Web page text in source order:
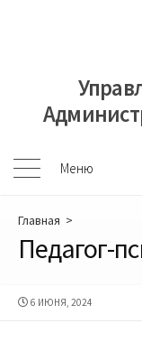
Меню
Меню
Главная >
Педагог-
ДАТА
6 ИЮНЯ, 2024